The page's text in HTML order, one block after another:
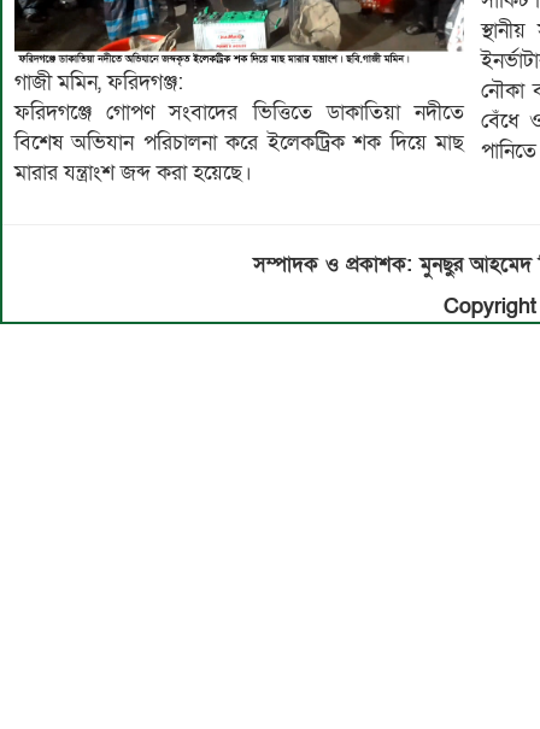
গাজী মমিন, ফরিদগঞ্জ:
ফরিদগঞ্জে গোপণ সংবাদের ভিত্তিতে ডাকাতিয়া নদীতে
বিশেষ অভিযান পরিচালনা করে ইলেকট্রিক শক দিয়ে মাছ
মারার যন্ত্রাংশ জব্দ করা হয়েছে।
নৌকা
বেঁধে
সম্পাদক ও প্রকাশক: মুনছুর আহমেদ